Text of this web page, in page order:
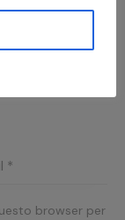
Giusto per
Digitale su
Tessuti
browser per